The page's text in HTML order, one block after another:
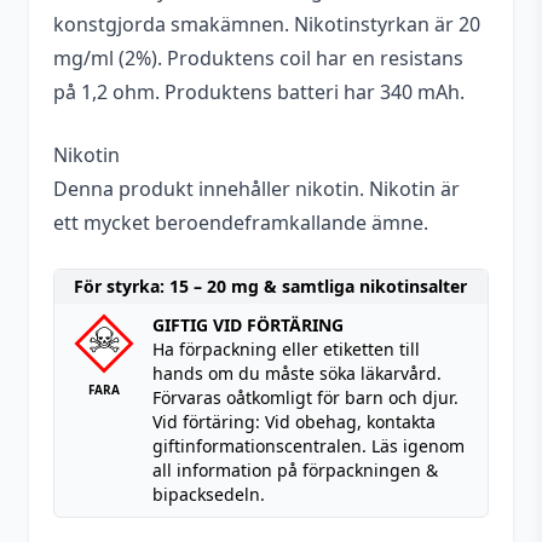
konstgjorda smakämnen. Nikotinstyrkan är 20
mg/ml (2%). Produktens coil har en resistans
på 1,2 ohm. Produktens batteri har 340 mAh.
Nikotin
Denna produkt innehåller nikotin. Nikotin är
ett mycket beroendeframkallande ämne.
För styrka: 15 – 20 mg & samtliga nikotinsalter
FARA
GIFTIG VID FÖRTÄRING
Ha förpackning eller etiketten till
hands om du måste söka läkarvård.
Förvaras oåtkomligt för barn och djur.
Vid förtäring: Vid obehag, kontakta
giftinformationscentralen. Läs igenom
all information på förpackningen &
bipacksedeln.